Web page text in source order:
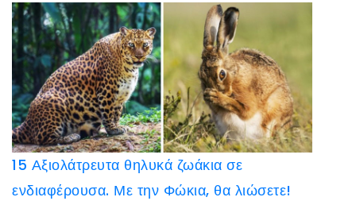
15 Αξιολάτρευτα θηλυκά ζωάκια σε
ενδιαφέρουσα. Με την Φώκια, θα λιώσετε!